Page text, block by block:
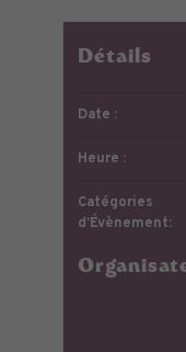
Détails
Date :
Heure :
Catégories
d’Évènement: